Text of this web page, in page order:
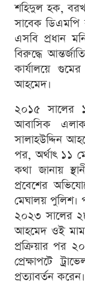
শহিদুল হক,
সাবেক ডিএমপি
এসবি প্রধান
বিরুদ্ধে
কার্যালয়ে
আহমেদ।
২০১৫ সালের
আবাসিক
সালাহউদ্দিন
পর, অর্থাৎ ১১
কথা জানায়
প্রবেশের
মেঘালয় পুলিশ।
২০২৩ সালের
আহমেদ ওই
প্রক্রিয়ার পর
প্রেক্ষাপটে
প্রত্যাবর্তন করেন।